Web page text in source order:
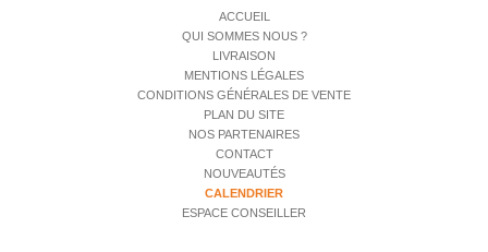
ACCUEIL
QUI SOMMES NOUS ?
LIVRAISON
MENTIONS LÉGALES
CONDITIONS GÉNÉRALES DE VENTE
PLAN DU SITE
NOS PARTENAIRES
CONTACT
NOUVEAUTÉS
CALENDRIER
ESPACE CONSEILLER